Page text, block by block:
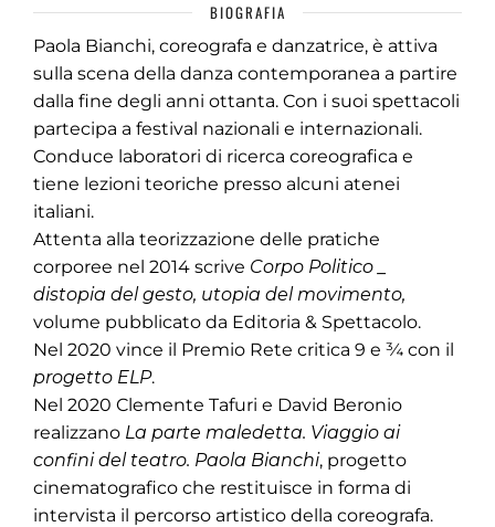
BIOGRAFIA
Paola Bianchi, coreografa e danzatrice, è attiva
sulla scena della danza contemporanea a partire
dalla fine degli anni ottanta. Con i suoi spettacoli
partecipa a festival nazionali e internazionali.
Conduce laboratori di ricerca coreografica e
tiene lezioni teoriche presso alcuni atenei
italiani.
Attenta alla teorizzazione delle pratiche
corporee nel 2014 scrive Corpo Politico _
distopia del gesto, utopia del movimento,
volume pubblicato da Editoria & Spettacolo.
Nel 2020 vince il Premio Rete critica 9 e ¾ con il
progetto ELP.
Nel 2020 Clemente Tafuri e David Beronio
realizzano La parte maledetta. Viaggio ai
confini del teatro. Paola Bianchi, progetto
cinematografico che restituisce in forma di
intervista il percorso artistico della coreografa.